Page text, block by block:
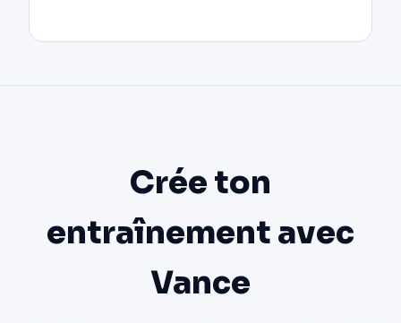
Crée ton
entraînement avec
Vance